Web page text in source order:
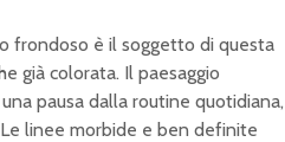
frondoso è il soggetto di questa
già colorata. Il paesaggio
pausa dalla routine quotidiana,
linee morbide e ben definite